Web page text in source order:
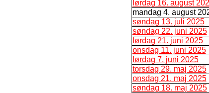
lørdag 16. august
mandag 4. august
søndag 13. juli 2025
søndag 22. juni 2025
lørdag 21. juni 2025
onsdag 11. juni 2025
lørdag 7. juni 2025
torsdag 29. maj 2025
onsdag 21. maj 2025
søndag 18. maj 2025